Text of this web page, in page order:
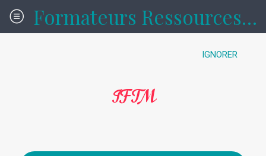
Formateurs Ressources formations
IGNORER
IFTM